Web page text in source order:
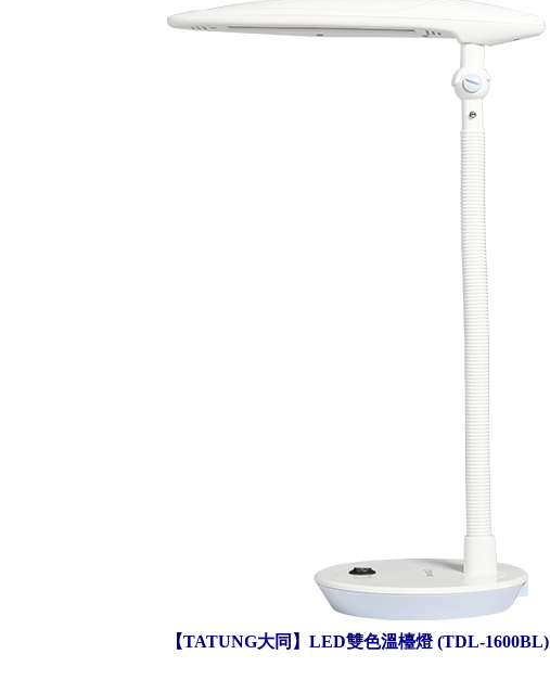
【TATUNG大同】LED雙色溫檯燈 (TDL-1600BL)